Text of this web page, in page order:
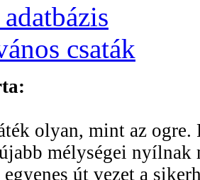
csaták
olyan, mint az
mélységei
út vezet a